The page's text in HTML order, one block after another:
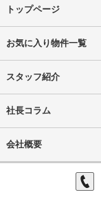
トップページ
お気に入り物件一覧
スタッフ紹介
社長コラム
会社概要